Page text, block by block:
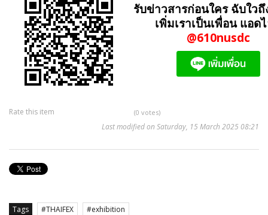
รับข่าวสารก่อนใคร ฉับใว
เพิ่มเราเป็นเพื่อน แอด
@610nusdc
Rate this item (0 votes)
Last modified on Saturday, 15 March 2025 08:21
Tags THAIFEX exhibition